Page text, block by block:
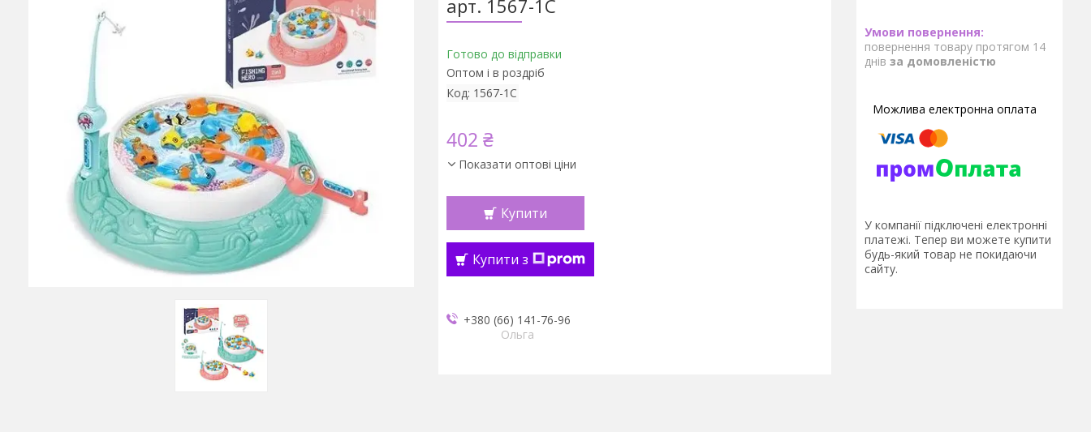
арт. 1567-1C
Готово до відправки
Оптом і в роздріб
Код: 1567-1C
402 ₴
Показати оптові ціни
Купити
Купити з
+380 (66) 141-76-96
Ольга
повернення товару протягом 14
днів за домовленістю
У компанії підключені електронні
платежі. Тепер ви можете купити
будь-який товар не покидаючи
сайту.